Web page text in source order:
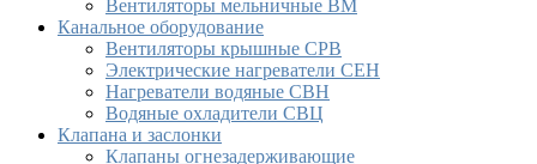
Вентиляторы мельничные ВМ
Канальное оборудование
Вентиляторы крышные СРВ
Электрические нагреватели СЕН
Нагреватели водяные СВН
Водяные охладители СВЦ
Клапана и заслонки
Клапаны огнезадерживающие